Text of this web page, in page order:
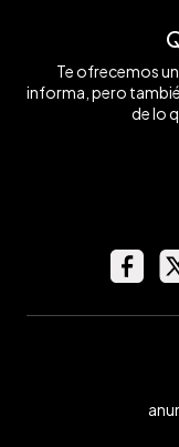
Te ofrecemos
informa, pero
de lo